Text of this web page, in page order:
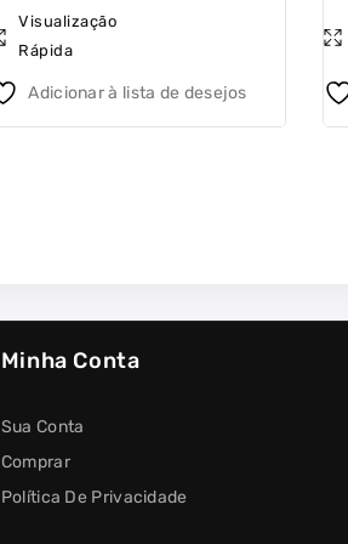
Visualização
Rápida
Adicionar à lista de desejos
Minha Conta
Sua Conta
Comprar
Política De Privacidade